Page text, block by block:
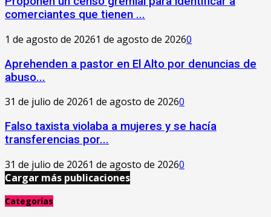
comerciantes que tienen ...
1 de agosto de 20261 de agosto de 20260
Aprehenden a pastor en El Alto por denuncias de
abuso...
31 de julio de 20261 de agosto de 20260
Falso taxista violaba a mujeres y se hacía
transferencias por...
31 de julio de 20261 de agosto de 20260
Cargar más publicaciones
Categorías